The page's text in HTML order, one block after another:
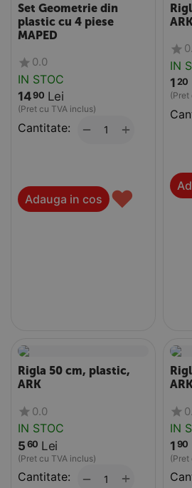
Set Geometrie din
plastic cu 4 piese
MAPED
0.0
IN STOC
1490 Lei
(Pret cu TVA inclus)
Cantitate: +
−
Adauga in cos ♥
IN
1 20
(Pret
Rigla 50 cm, plastic,
ARK
0.0
IN STOC
5 60 Lei
(Pret cu TVA inclus)
Cantitate: +
−
IN
1 90
(Pret